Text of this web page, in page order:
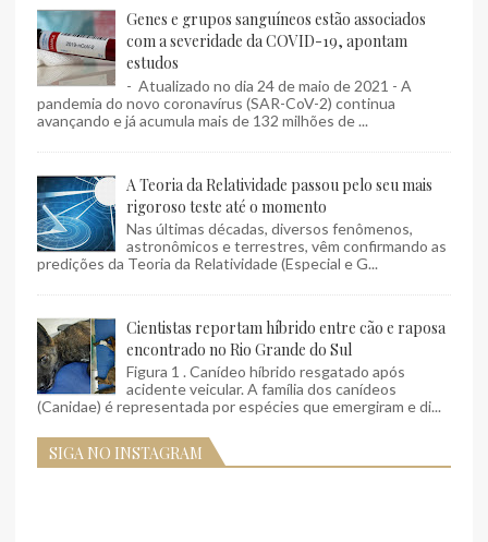
Genes e grupos sanguíneos estão associados
com a severidade da COVID-19, apontam
estudos
- Atualizado no dia 24 de maio de 2021 - A
pandemia do novo coronavírus (SAR-CoV-2) continua
avançando e já acumula mais de 132 milhões de ...
A Teoria da Relatividade passou pelo seu mais
rigoroso teste até o momento
Nas últimas décadas, diversos fenômenos,
astronômicos e terrestres, vêm confirmando as
predições da Teoria da Relatividade (Especial e G...
Cientistas reportam híbrido entre cão e raposa
encontrado no Rio Grande do Sul
Figura 1 . Canídeo híbrido resgatado após
acidente veicular. A família dos canídeos
(Canidae) é representada por espécies que emergiram e di...
SIGA NO INSTAGRAM